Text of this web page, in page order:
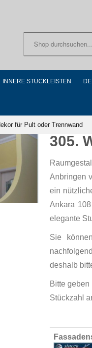
INNERE STUCKLEISTEN
für Pult oder Trennwand
305.
Anbringen
ein
Ankara
elegante
Sie
deshalb
Bitte
Stückzahl
Grouped
product